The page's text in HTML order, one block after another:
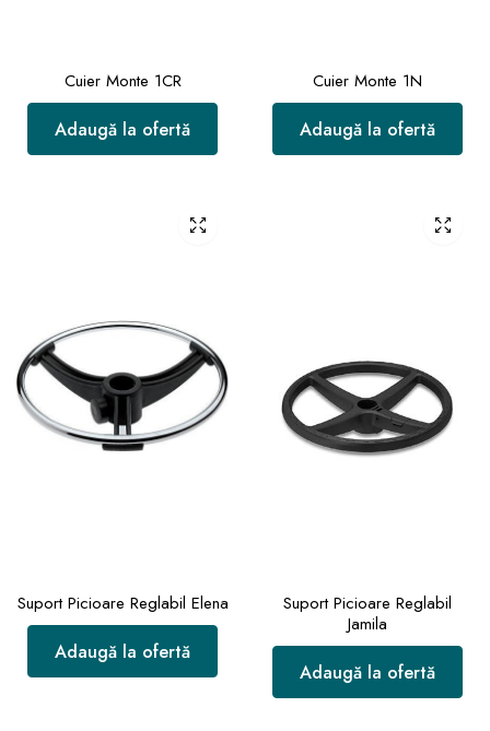
Cuier Monte 1CR
Adaugă la ofertă
Cuier Monte 1N
Adaugă la ofertă
Suport Picioare Reglabil Elena
Adaugă la ofertă
Suport Picioare Reglabil
Jamila
Adaugă la ofertă